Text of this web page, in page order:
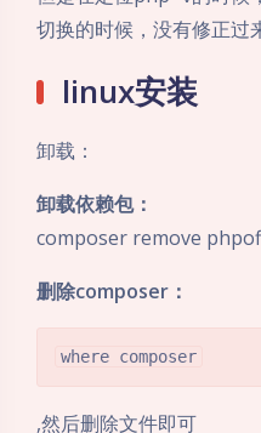
切换的时候，没有修正过
linux安装
卸载：
卸载依赖包：
composer remove
删除composer：
,然后删除文件即可